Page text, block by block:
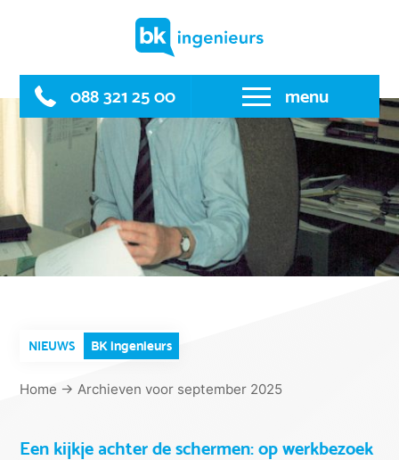
088 321 25 00 menu
NIEUWS BK ingenieurs
Home →Archieven voor september 2025
Een kijkje achter de schermen: op werkbezoek